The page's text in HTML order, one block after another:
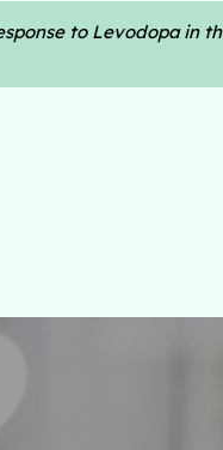
to Levodopa in